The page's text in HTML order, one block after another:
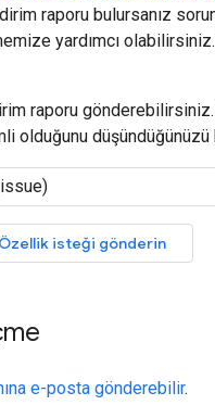
raporu bulursanız
yardımcı
raporu
olduğunu
Özellik isteği gönderin
e-posta gönderebilir.